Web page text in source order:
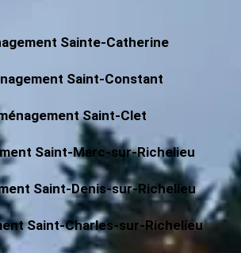
Sainte-Catherine
Saint-Constant
Saint-Clet
Saint-Marc-sur-Richelieu
Saint-Denis-sur-Richelieu
Saint-Charles-sur-Richelieu